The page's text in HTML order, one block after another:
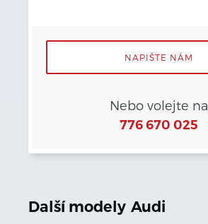
NAPIŠTE NÁM
Nebo volejte na
776 670 025
Další modely Audi